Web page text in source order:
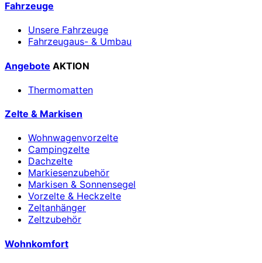
Fahrzeuge
Unsere Fahrzeuge
Fahrzeugaus- & Umbau
Angebote AKTION
Thermomatten
Zelte & Markisen
Wohnwagenvorzelte
Campingzelte
Dachzelte
Markiesenzubehör
Markisen & Sonnensegel
Vorzelte & Heckzelte
Zeltanhänger
Zeltzubehör
Wohnkomfort